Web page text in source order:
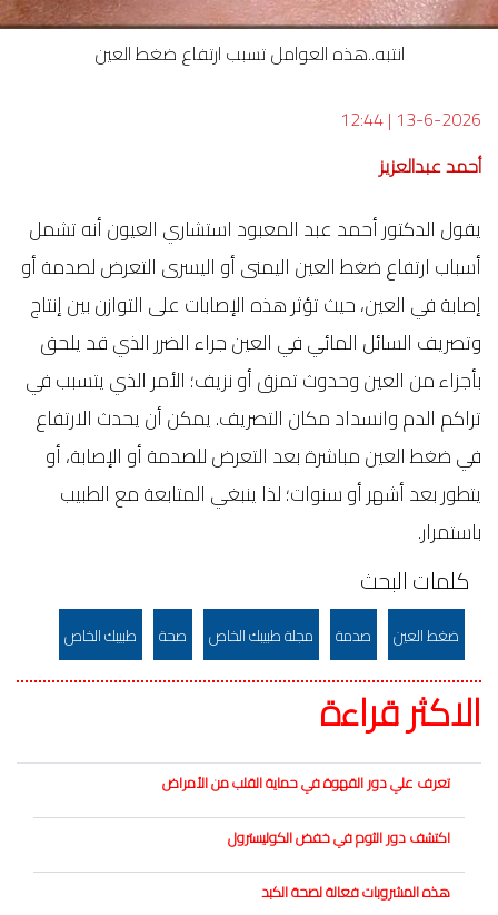
انتبه..هذه العوامل تسبب ارتفاع ضغط العين
13-6-2026
|
12:44
أحمد عبدالعزيز
يقول الدكتور أحمد عبد المعبود استشاري العيون أنه تشمل
أسباب ارتفاع ضغط العين اليمنى أو اليسرى التعرض لصدمة أو
إصابة في العين، حيث تؤثر هذه الإصابات على التوازن بين إنتاج
وتصريف السائل المائي في العين جراء الضرر الذي قد يلحق
بأجزاء من العين وحدوث تمزق أو نزيف؛ الأمر الذي يتسبب في
تراكم الدم وانسداد مكان التصريف. يمكن أن يحدث الارتفاع
في ضغط العين مباشرة بعد التعرض للصدمة أو الإصابة، أو
يتطور بعد أشهر أو سنوات؛ لذا ينبغي المتابعة مع الطبيب
باستمرار.
كلمات البحث
ضغط العين صدمة مجلة طبيبك الخاص صحة طبيبك الخاص
الاكثر قراءة
تعرف علي دور القهوة في حماية القلب من الأمراض
اكتشف دور الثوم في خفض الكوليسترول
هذه المشروبات فعالة لصحة الكبد